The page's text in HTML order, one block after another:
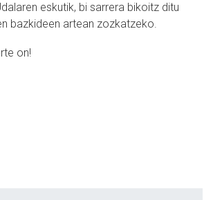
eskutik, bi sarrera bikoitz ditu
bazkideen artean zozkatzeko.
on!